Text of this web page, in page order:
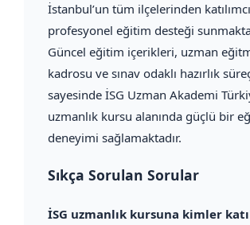
İstanbul’un tüm ilçelerinden
profesyonel eğitim desteği
Güncel eğitim içerikleri, uzman
kadrosu ve sınav odaklı hazırlık
sayesinde İSG Uzman Akademi
uzmanlık kursu alanında güçlü bir
deneyimi sağlamaktadır.
Sıkça Sorulan Sorular
İSG uzmanlık kursuna kimler